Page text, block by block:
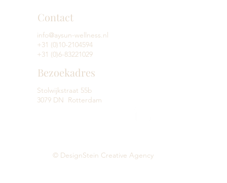
Contact
info@aysun-wellness.nl
+31 (0)10-2104594
+31 (0)6-83221029
Bezoekadres
Stolwijkstraat 55b
3079 DN Rotterdam
© DesignStein Creative Agency